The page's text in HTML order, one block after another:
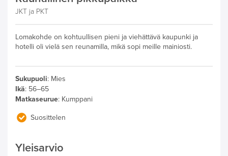
JKT ja PKT
Lomakohde on kohtuullisen pieni ja viehättävä kaupunki ja
hotelli oli vielä sen reunamilla, mikä sopi meille mainiosti.
Sukupuoli: Mies
Ikä: 56–65
Matkaseurue: Kumppani
Suosittelen
Yleisarvio